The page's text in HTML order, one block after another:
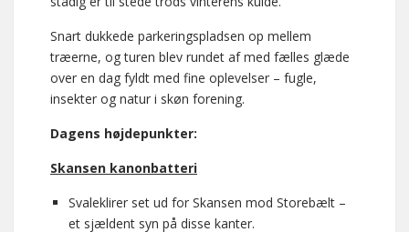
Snart dukkede parkeringspladsen op mellem
træerne, og turen blev rundet af med fælles glæde
over en dag fyldt med fine oplevelser – fugle,
insekter og natur i skøn forening.
Dagens højdepunkter:
Skansen kanonbatteri
Svaleklirer set ud for Skansen mod Storebælt –
et sjældent syn på disse kanter.